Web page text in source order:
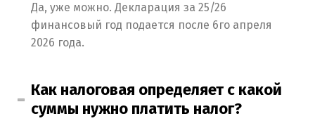
Да, уже можно. Декларация за 25/26
финансовый год подается после 6го апреля
2026 года.
Как налоговая определяет с какой
суммы нужно платить налог?